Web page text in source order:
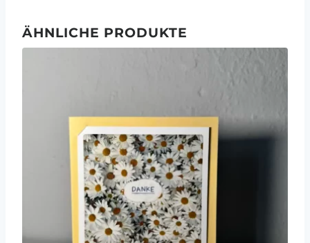
ÄHNLICHE PRODUKTE